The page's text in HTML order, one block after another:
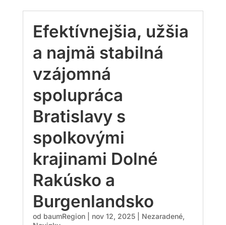
Efektívnejšia, užšia
a najmä stabilná
vzájomná
spolupráca
Bratislavy s
spolkovými
krajinami Dolné
Rakúsko a
Burgenlandsko
od baumRegion| nov 12, 2025| Nezaradené,